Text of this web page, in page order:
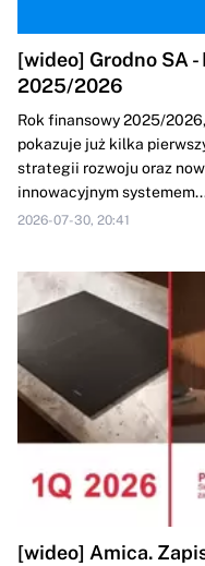
[wideo] Grodno SA
2025/2026
Rok finansowy 2025/
pokazuje już kilka
strategii rozwoju oraz
innowacyjnym
2026-07-30, 20:41
[wideo] Amica.